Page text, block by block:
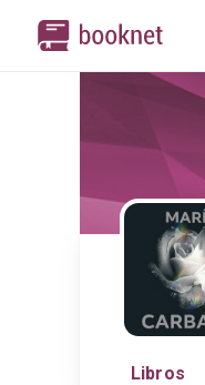
Libros